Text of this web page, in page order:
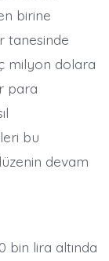
birine
tanesinde
milyon dolara
para
bu
devam
bin lira altında